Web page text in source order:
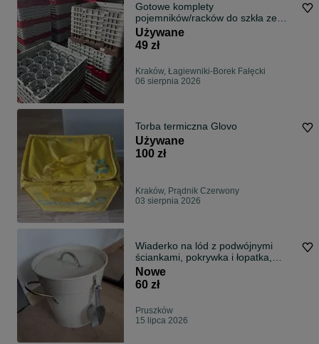
Gotowe komplety
pojemników/racków do szkła ze
szkłem + wózek – od 49 zł
Używane
49 zł
Kraków, Łagiewniki-Borek Fałęcki
06 sierpnia 2026
Torba termiczna Glovo
Używane
100 zł
Kraków, Prądnik Czerwony
03 sierpnia 2026
Wiaderko na lód z podwójnymi
ściankami, pokrywka i łopatka,
nowe, nieużywane, odbiór osobisty
Nowe
60 zł
Pruszków
15 lipca 2026